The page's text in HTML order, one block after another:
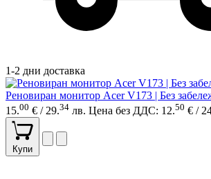
1-2 дни доставка
Реновиран монитор Acer V173 | Без
15.00 € / 29.34 лв. Цена без ДДС: 12.50 € /
Купи